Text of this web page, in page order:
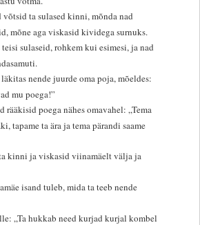
ta sulased kinni, mõnda nad
mõne aga viskasid kividega surnuks.
teisi sulaseid, rohkem kui esimesi, ja nad
nende juurde oma poja, mõeldes:
mu poega!”
poega nähes omavahel: „Tema
tapame ta ära ja tema pärandi saame
kinni ja viskasid viinamäelt välja ja
isand tuleb, mida ta teeb nende
„Ta hukkab need kurjad kurjal kombel